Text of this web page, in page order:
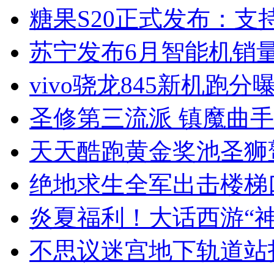
糖果S20正式发布：支
苏宁发布6月智能机销
vivo骁龙845新机跑分
圣修第三流派 镇魔曲
天天酷跑黄金奖池圣
绝地求生全军出击楼
炎夏福利！大话西游“
不思议迷宫地下轨道